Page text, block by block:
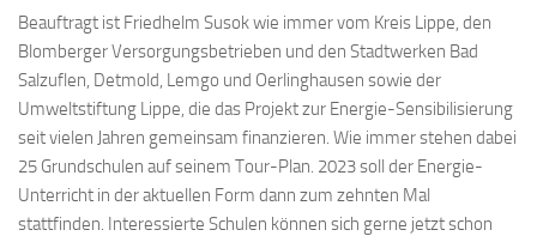
Beauftragt ist Friedhelm Susok wie immer vom Kreis Lippe, den
Blomberger Versorgungsbetrieben und den Stadtwerken Bad
Salzuflen, Detmold, Lemgo und Oerlinghausen sowie der
Umweltstiftung Lippe, die das Projekt zur Energie-Sensibilisierung
seit vielen Jahren gemeinsam finanzieren. Wie immer stehen dabei
25 Grundschulen auf seinem Tour-Plan. 2023 soll der Energie-
Unterricht in der aktuellen Form dann zum zehnten Mal
stattfinden. Interessierte Schulen können sich gerne jetzt schon